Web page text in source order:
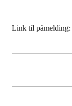
Link til påmelding: